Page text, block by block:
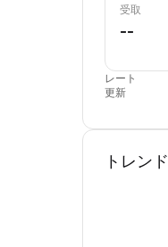
受取
レート
更新
トレンド